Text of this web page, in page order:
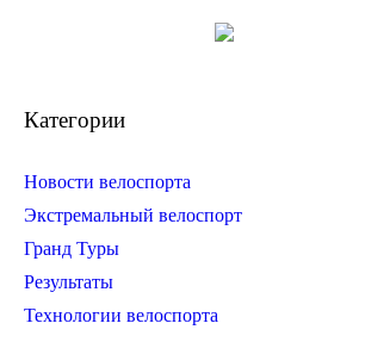
Категории
Новости велоспорта
Экстремальный велоспорт
Гранд Туры
Результаты
Технологии велоспорта